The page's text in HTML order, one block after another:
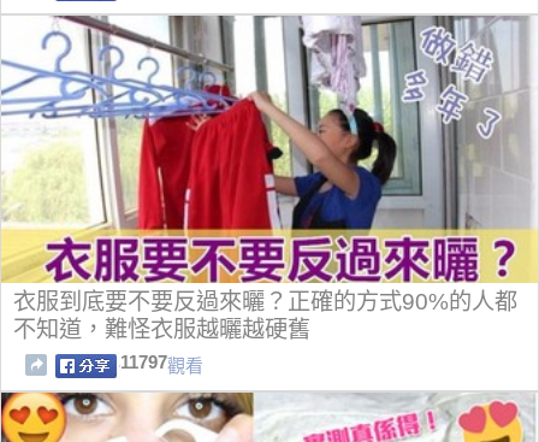
衣服到底要不要反過來曬？正確的方式90%的人都
不知道，難怪衣服越曬越硬舊
11797觀看